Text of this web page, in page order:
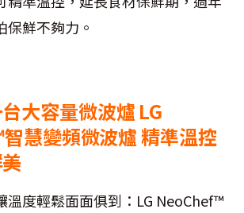
鮮不夠力。
大容量微波爐 LG
慧變頻微波爐 精準溫控
度輕鬆面面俱到：LG NeoChef™